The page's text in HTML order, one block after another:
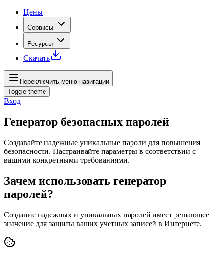
Цены
Сервисы
Ресурсы
Скачать
Переключить меню навигации
Toggle theme
Вход
Генератор безопасных паролей
Создавайте надежные уникальные пароли для повышения
безопасности. Настраивайте параметры в соответствии с
вашими конкретными требованиями.
Зачем использовать генератор
паролей?
Создание надежных и уникальных паролей имеет решающее
значение для защиты ваших учетных записей в Интернете.